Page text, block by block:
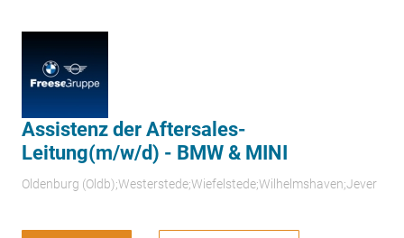
Assistenz der Aftersales-
Leitung(m/w/d) - BMW & MINI
Oldenburg (Oldb);Westerstede;Wiefelstede;Wilhelmshaven;Jever